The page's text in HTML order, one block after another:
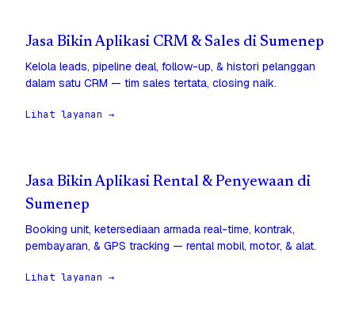
Jasa Bikin Aplikasi CRM & Sales di Sumenep
Kelola leads, pipeline deal, follow-up, & histori pelanggan
dalam satu CRM — tim sales tertata, closing naik.
Lihat layanan →
Jasa Bikin Aplikasi Rental & Penyewaan di
Sumenep
Booking unit, ketersediaan armada real-time, kontrak,
pembayaran, & GPS tracking — rental mobil, motor, & alat.
Lihat layanan →